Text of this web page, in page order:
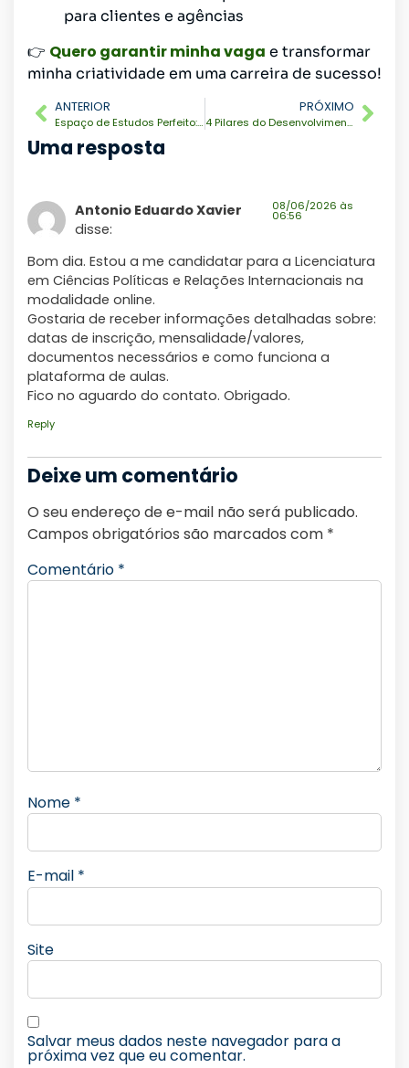
para clientes e agências
👉 Quero garantir minha vaga e transformar
minha criatividade em uma carreira de sucesso!
ANTERIOR
Espaço de Estudos Perfeito: Como Criar um Ambiente Produtivo para Cursos Online
PRÓXIMO
4 Pilares do Desenvolvimento Pessoal: Como Evoluir de Forma Consistente
Uma resposta
Antonio Eduardo Xavier
disse:
08/06/2026 às
06:56
Bom dia. Estou a me candidatar para a Licenciatura
em Ciências Políticas e Relações Internacionais na
modalidade online.
Gostaria de receber informações detalhadas sobre:
datas de inscrição, mensalidade/valores,
documentos necessários e como funciona a
plataforma de aulas.
Fico no aguardo do contato. Obrigado.
Reply
Deixe um comentário
O seu endereço de e-mail não será publicado.
Campos obrigatórios são marcados com *
Comentário *
Nome *
E-mail *
Site
Salvar meus dados neste navegador para a
próxima vez que eu comentar.